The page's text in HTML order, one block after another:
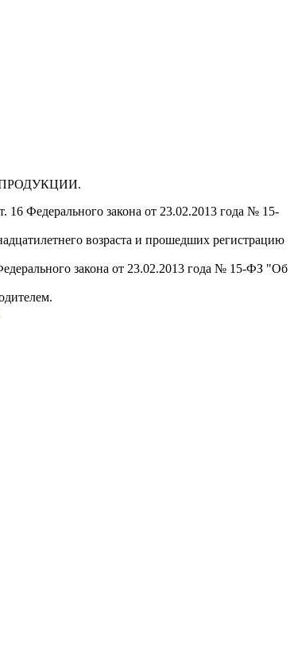
16 Федерального закона от 23.02.2013 года № 15-
возраста и прошедших регистрацию
закона от 23.02.2013 года № 15-ФЗ "Об